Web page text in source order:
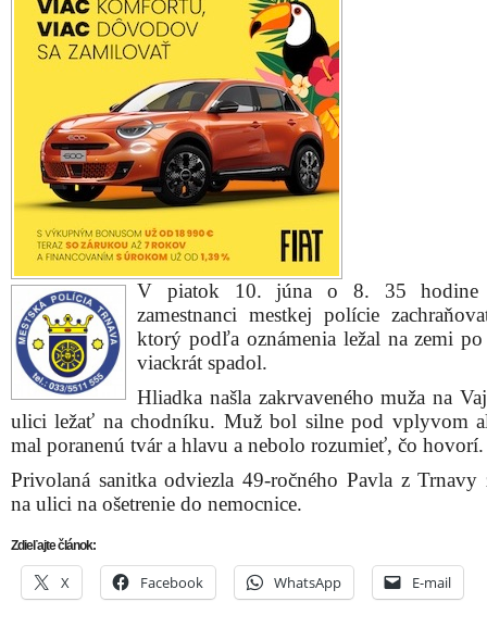
V piatok 10. júna o 8. 35 hodine
zamestnanci mestkej polície
ktorý podľa oznámenia ležal na zemi
viackrát spadol.
Hliadka našla zakrvaveného muža na
ulici ležať na chodníku. Muž bol silne pod vplyvom
mal poranenú tvár a hlavu a nebolo rozumieť, čo hovorí.
Privolaná sanitka odviezla 49-ročného Pavla z Trnavy
na ulici na ošetrenie do nemocnice.
Zdieľajte článok:
X Facebook WhatsApp E-mail